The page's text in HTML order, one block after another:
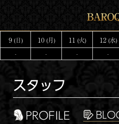
テ
ン
ツ
9 (日) 10 (月) 11 (火) 12 (水)
- - - -
スタッフ
PROFILE